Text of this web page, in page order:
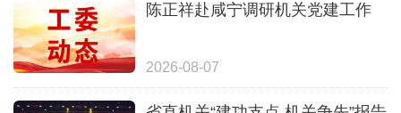
陈正祥赴咸宁调研机关党建工作
2026-08-07